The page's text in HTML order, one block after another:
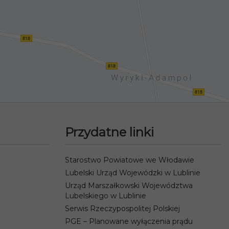
Przydatne linki
Starostwo Powiatowe we Włodawie
Lubelski Urząd Wojewódzki w Lublinie
Urząd Marszałkowski Województwa
Lubelskiego w Lublinie
Serwis Rzeczypospolitej Polskiej
PGE – Planowane wyłączenia prądu